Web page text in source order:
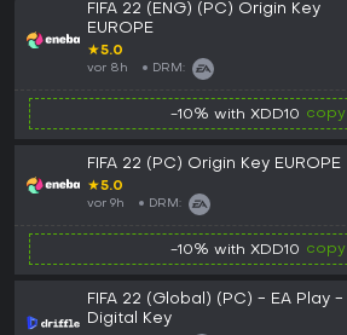
FIFA 22 (ENG) (PC) Origin Key
EUROPE
★5.0
vor 8h DRM:
-10% with XDD10 copy
FIFA 22 (PC) Origin Key EUROPE
★5.0
vor 9h DRM:
-10% with XDD10 copy
FIFA 22 (Global) (PC) - EA Play -
Digital Key